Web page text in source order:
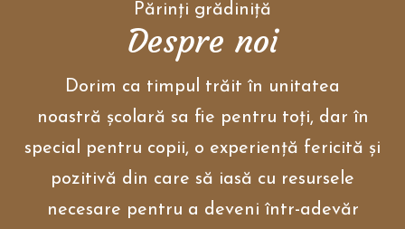
Părinţi grădiniţă
Despre noi
Dorim ca timpul trăit în unitatea
noastră școlară sa fie pentru toți, dar în
special pentru copii, o experiență fericită și
pozitivă din care să iasă cu resursele
necesare pentru a deveni într-adevăr